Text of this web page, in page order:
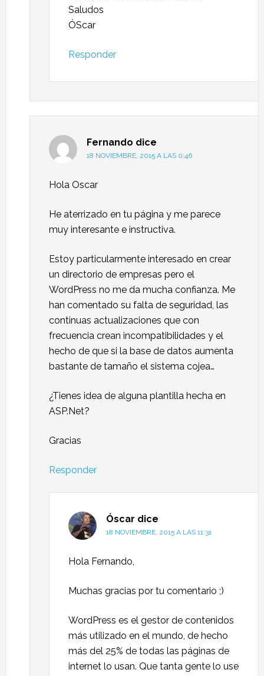
Saludos
ÓScar
Responder
Fernando dice
18 NOVIEMBRE, 2015 A LAS 0:46
Hola Oscar
He aterrizado en tu página y me parece
muy interesante e instructiva.
Estoy particularmente interesado en crear
un directorio de empresas pero el
WordPress no me da mucha confianza. Me
han comentado su falta de seguridad, las
continuas actualizaciones que con
frecuencia crean incompatibilidades y el
hecho de que si la base de datos aumenta
bastante de tamaño el sistema cojea…
¿Tienes idea de alguna plantilla hecha en
ASP.Net?
Gracias
Responder
Óscar dice
18 NOVIEMBRE, 2015 A LAS 11:31
Hola Fernando,
Muchas gracias por tu comentario ;)
WordPress es el gestor de contenidos
más utilizado en el mundo, de hecho
más del 25% de todas las páginas de
internet lo usan. Que tanta gente lo use